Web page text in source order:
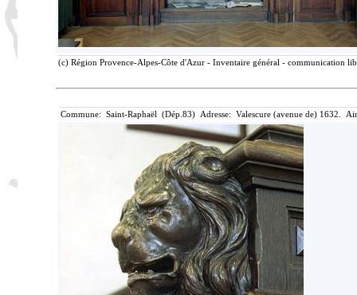
(c) Région Provence-Alpes-Côte d'Azur - Inventaire général - communication
Commune: Saint-Raphaël (Dép.83) Adresse: Valescure (avenue de) 1632.